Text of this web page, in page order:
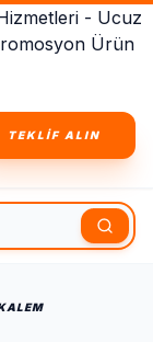
- Ucuz
Ürün
TEKLİF ALIN